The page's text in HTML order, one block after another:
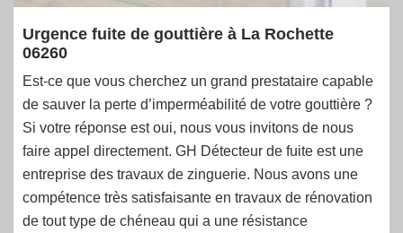
Urgence fuite de gouttière à La Rochette
06260
Est-ce que vous cherchez un grand prestataire capable
de sauver la perte d’imperméabilité de votre gouttière ?
Si votre réponse est oui, nous vous invitons de nous
faire appel directement. GH Détecteur de fuite est une
entreprise des travaux de zinguerie. Nous avons une
compétence très satisfaisante en travaux de rénovation
de tout type de chéneau qui a une résistance